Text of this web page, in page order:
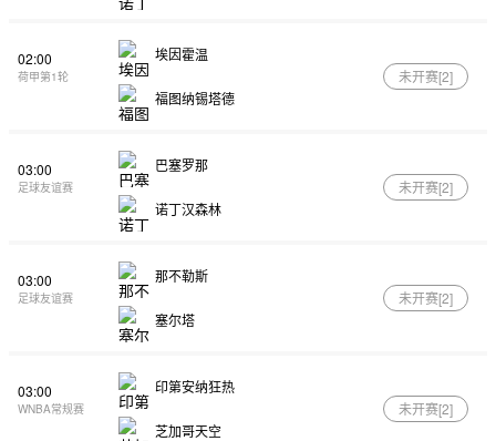
02:00
荷甲第1轮
埃因霍温
福图纳锡塔德
未开赛[2]
03:00
足球友谊赛
巴塞罗那
诺丁汉森林
未开赛[2]
03:00
足球友谊赛
那不勒斯
塞尔塔
未开赛[2]
03:00
WNBA常规赛
印第安纳狂热
芝加哥天空
未开赛[2]